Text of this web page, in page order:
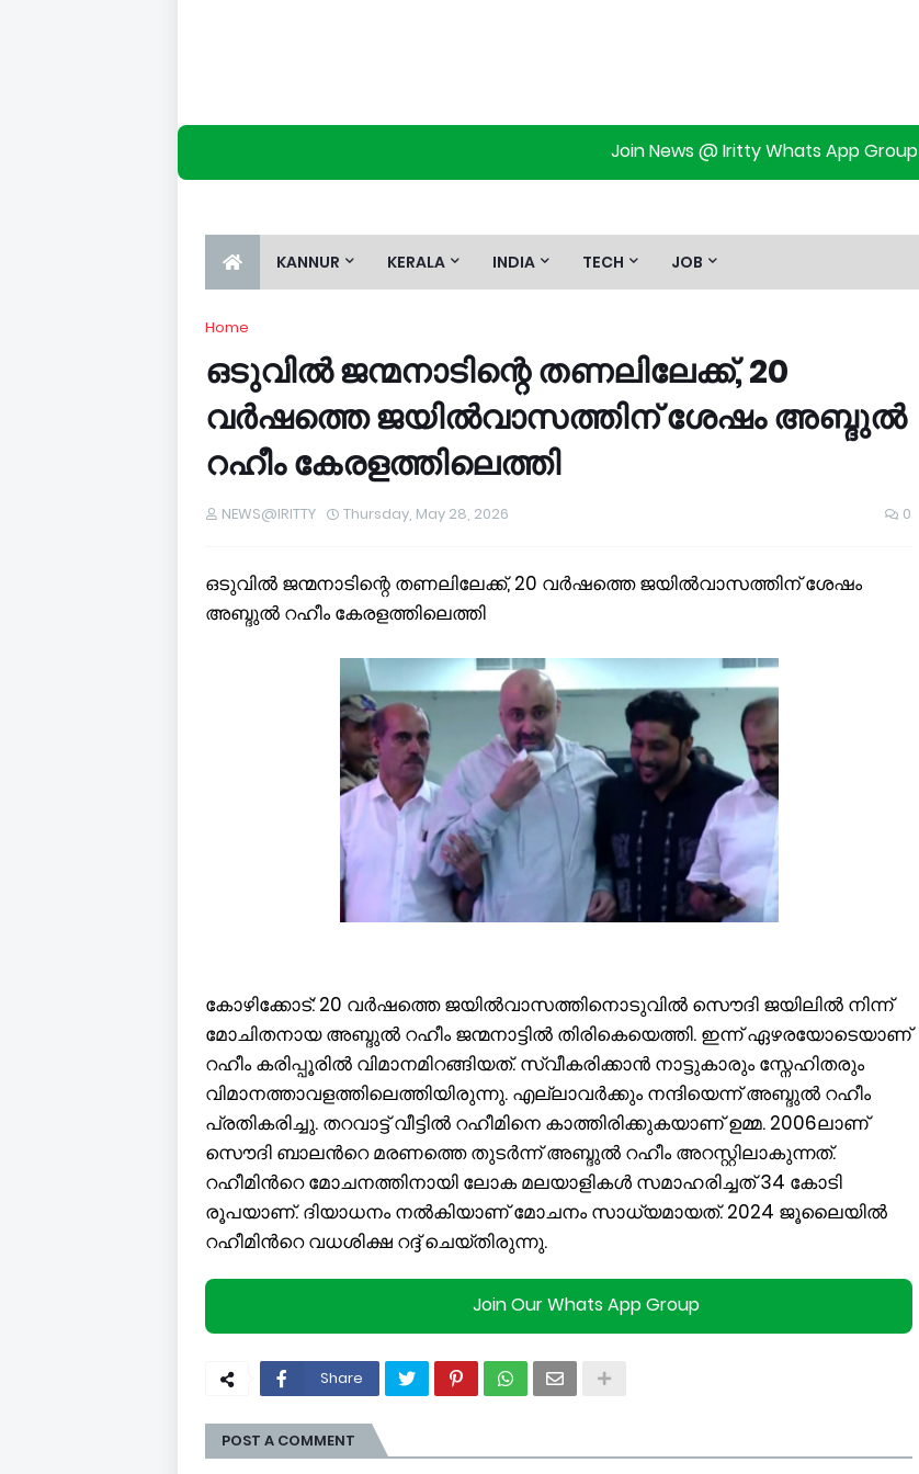
Join News @ Iritty Whats App Group
KANNUR KERALA INDIA TECH JOB
Home
ഒടുവിൽ ജന്മനാടിന്റെ തണലിലേക്ക്, 20
വർഷത്തെ ജയിൽവാസത്തിന് ശേഷം അബ്ദുൽ
റഹീം കേരളത്തിലെത്തി
NEWS@IRITTY Thursday, May 28, 2026 0
ഒടുവിൽ ജന്മനാടിന്റെ തണലിലേക്ക്, 20 വർഷത്തെ ജയിൽവാസത്തിന് ശേഷം
അബ്ദുൽ റഹീം കേരളത്തിലെത്തി
കോഴിക്കോട്: 20 വർഷത്തെ ജയിൽവാസത്തിനൊടുവിൽ സൌദി ജയിലിൽ നിന്ന്
മോചിതനായ അബ്ദുൽ റഹീം ജന്മനാട്ടിൽ തിരികെയെത്തി. ഇന്ന് ഏഴരയോടെയാണ്
റഹീം കരിപ്പൂരിൽ വിമാനമിറങ്ങിയത്. സ്വീകരിക്കാൻ നാട്ടുകാരും സ്നേഹിതരും
വിമാനത്താവളത്തിലെത്തിയിരുന്നു. എല്ലാവർക്കും നന്ദിയെന്ന് അബ്ദുൽ റഹീം
പ്രതികരിച്ചു. തറവാട്ട് വീട്ടിൽ റഹീമിനെ കാത്തിരിക്കുകയാണ് ഉമ്മ. 2006ലാണ്
സൌദി ബാലന്‍റെ മരണത്തെ തുടര്‍ന്ന് അബ്ദുൽ റഹീം അറസ്റ്റിലാകുന്നത്.
റഹീമിന്‍റെ മോചനത്തിനായി ലോക മലയാളികള്‍ സമാഹരിച്ചത് 34 കോടി
രൂപയാണ്. ദിയാധനം നൽകിയാണ് മോചനം സാധ്യമായത്. 2024 ജൂലൈയിൽ
റഹീമിന്‍റെ വധശിക്ഷ റദ്ദ് ചെയ്തിരുന്നു.
Join Our Whats App Group
Share
POST A COMMENT